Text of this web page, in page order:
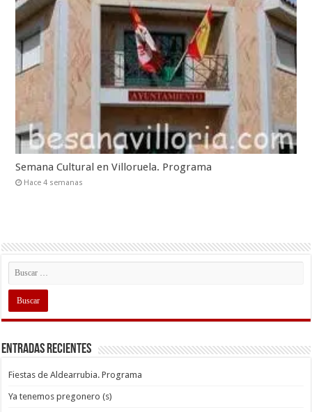
Semana Cultural en Villoruela. Programa
Hace 4 semanas
Entradas recientes
Fiestas de Aldearrubia. Programa
Ya tenemos pregonero (s)